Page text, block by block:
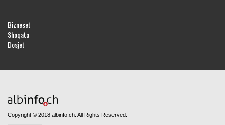
Bizneset
Shoqata
Dosjet
Copyright © 2018 albinfo.ch. All Rights Reserved.